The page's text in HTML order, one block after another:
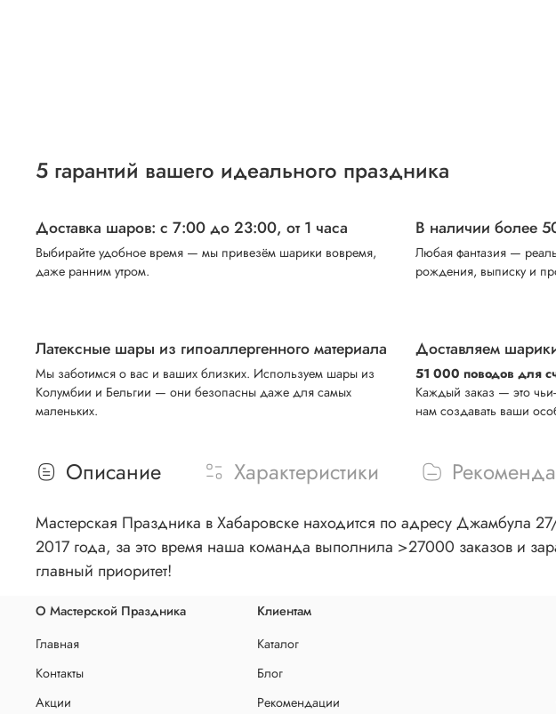
5 гарантий вашего идеального праздника
Доставка шаров: с 7:00 до 23:00, от 1 часа
Выбирайте удобное время — мы привезём шарики вовремя,
даже ранним утром.
В наличии более
Любая фантазия —
рождения, выписку и
Латексные шары из гипоаллергенного материала
Мы заботимся о вас и ваших близких. Используем шары из
Колумбии и Бельгии — они безопасны даже для самых
маленьких.
Доставляем
51 000 поводов для
Каждый заказ — это
нам создавать ваши
Описание Характеристики
Мастерская Праздника в Хабаровске находится по адресу Джамбула
2017 года, за это время наша команда выполнила >27000 заказов и
главный приоритет!
О Мастерской Праздника
Главная
Контакты
Акции
Клиентам
Каталог
Блог
Рекомендации